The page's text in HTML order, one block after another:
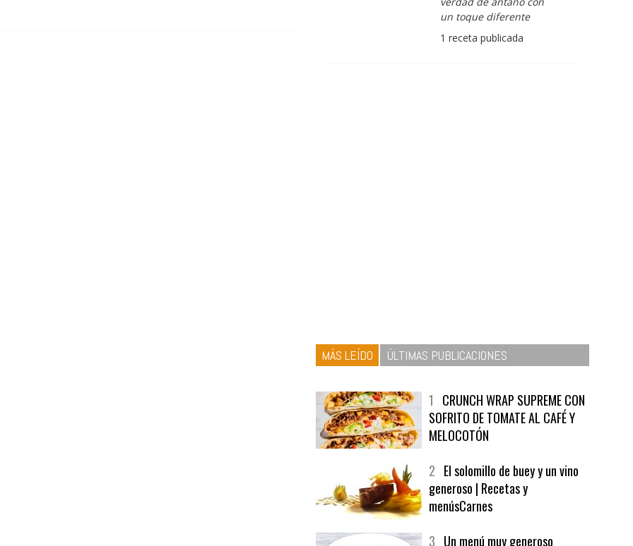
1CRUNCH WRAP SUPREME CON
SOFRITO DE TOMATE AL CAFÉ Y
2El solomillo de buey y un vino
generoso | Recetas y
3Un menú muy generoso